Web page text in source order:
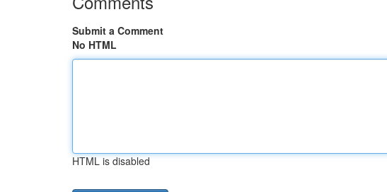
Submit a Comment
No HTML
HTML is disabled